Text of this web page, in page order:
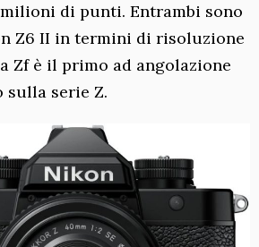
milioni di punti. Entrambi sono
Z6 II in termini di risoluzione
Zf è il primo ad angolazione
sulla serie Z.